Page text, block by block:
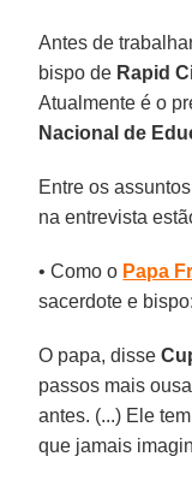
Antes de
bispo de Rapid
Atualmente é o
Nacional de
Entre os
na entrevista
• Como o Papa
sacerdote e bispo:
O papa, disse
passos mais
antes. (...) Ele
que jamais